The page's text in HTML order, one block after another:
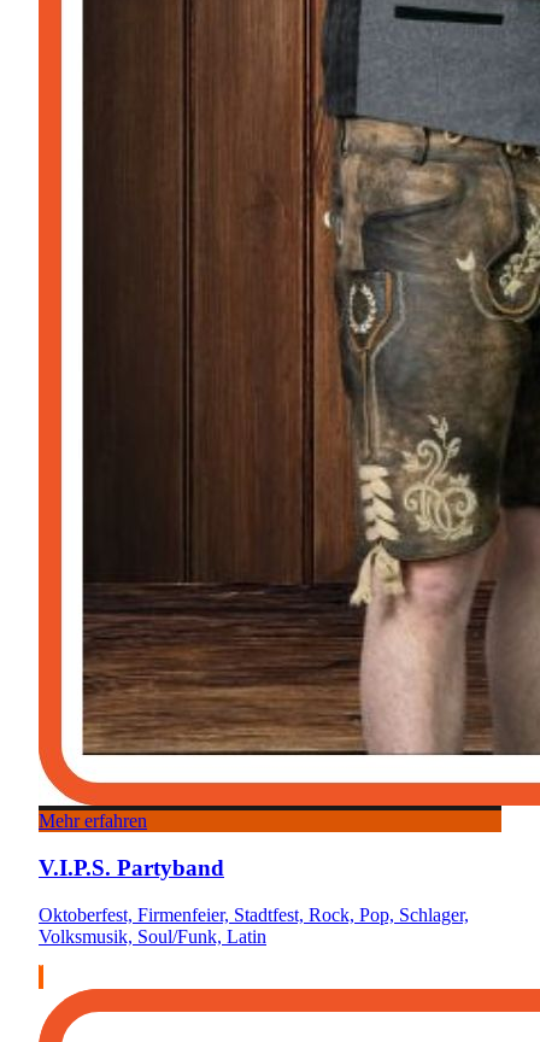
Mehr erfahren
V.I.P.S. Partyband
Oktoberfest, Firmenfeier, Stadtfest, Rock, Pop, Schlager,
Volksmusik, Soul/Funk, Latin